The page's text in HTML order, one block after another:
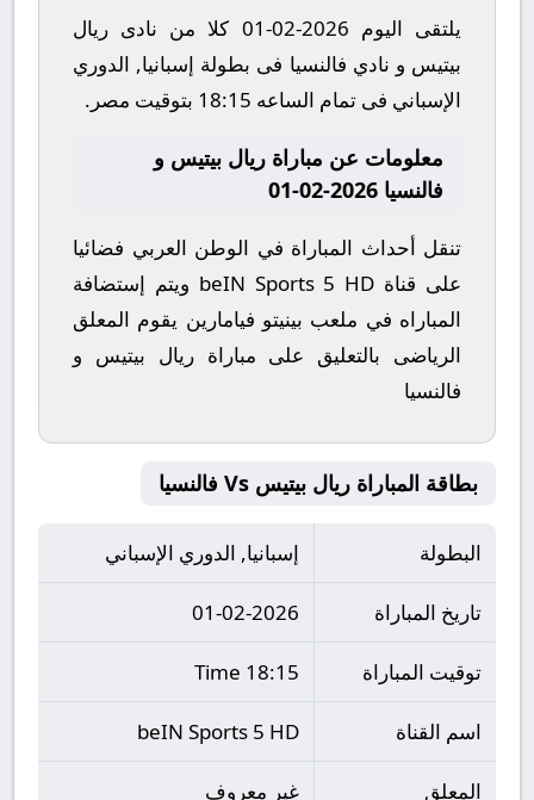
يلتقى اليوم 2026-02-01 كلا من نادى ريال
بيتيس و نادي فالنسيا فى بطولة إسبانيا, الدوري
الإسباني فى تمام الساعه 18:15 بتوقيت مصر.
معلومات عن مباراة ريال بيتيس و
فالنسيا 2026-02-01
تنقل أحداث المباراة في الوطن العربي فضائيا
على قناة beIN Sports 5 HD ويتم إستضافة
المباراه في ملعب بينيتو فيامارين يقوم المعلق
الرياضى بالتعليق على مباراة ريال بيتيس و
فالنسيا
بطاقة المباراة ريال بيتيس Vs فالنسيا
البطولة إسبانيا, الدوري الإسباني
تاريخ المباراة 01-02-2026
توقيت المباراة 18:15 Time
اسم القناة beIN Sports 5 HD
المعلق غير معروف